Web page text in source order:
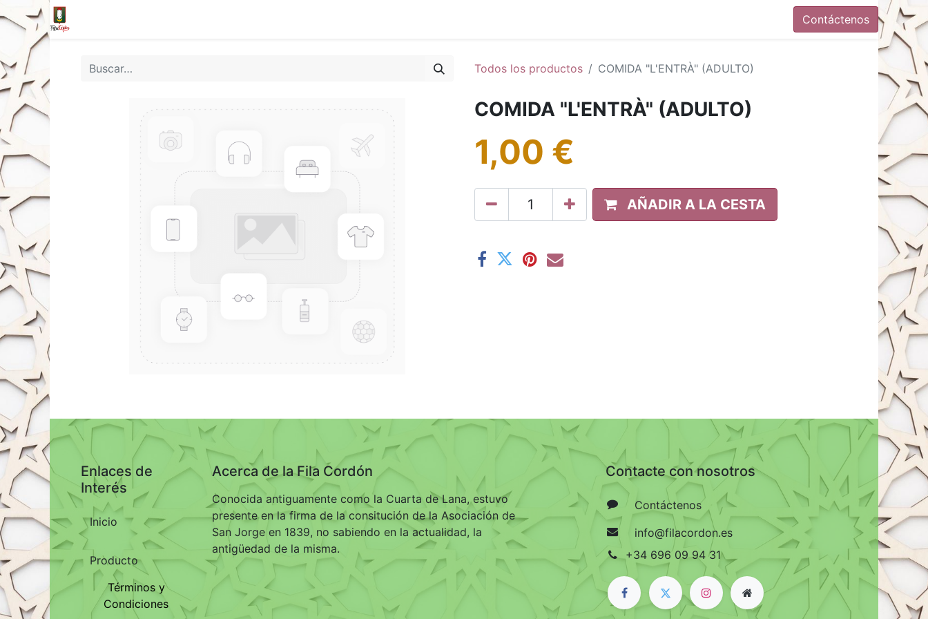
Contáctenos
Todos los productos COMIDA "L'ENTRÀ" (ADULTO)
COMIDA "L'ENTRÀ" (ADULTO)
1,00 €
AÑADIR A LA CESTA
Enlaces de
Interés
Inicio
Producto
Términos y
Condiciones
Acerca de la Fila Cordón
Conocida antiguamente como la Cuarta de Lana, estuvo
presente en la firma de la consitución de la Asociación de
San Jorge en 1839, no sabiendo en la actualidad, la
antigüedad de la misma.
Contacte con nosotros
Contáctenos
info@filacordon.es
+34 696 09 94 31